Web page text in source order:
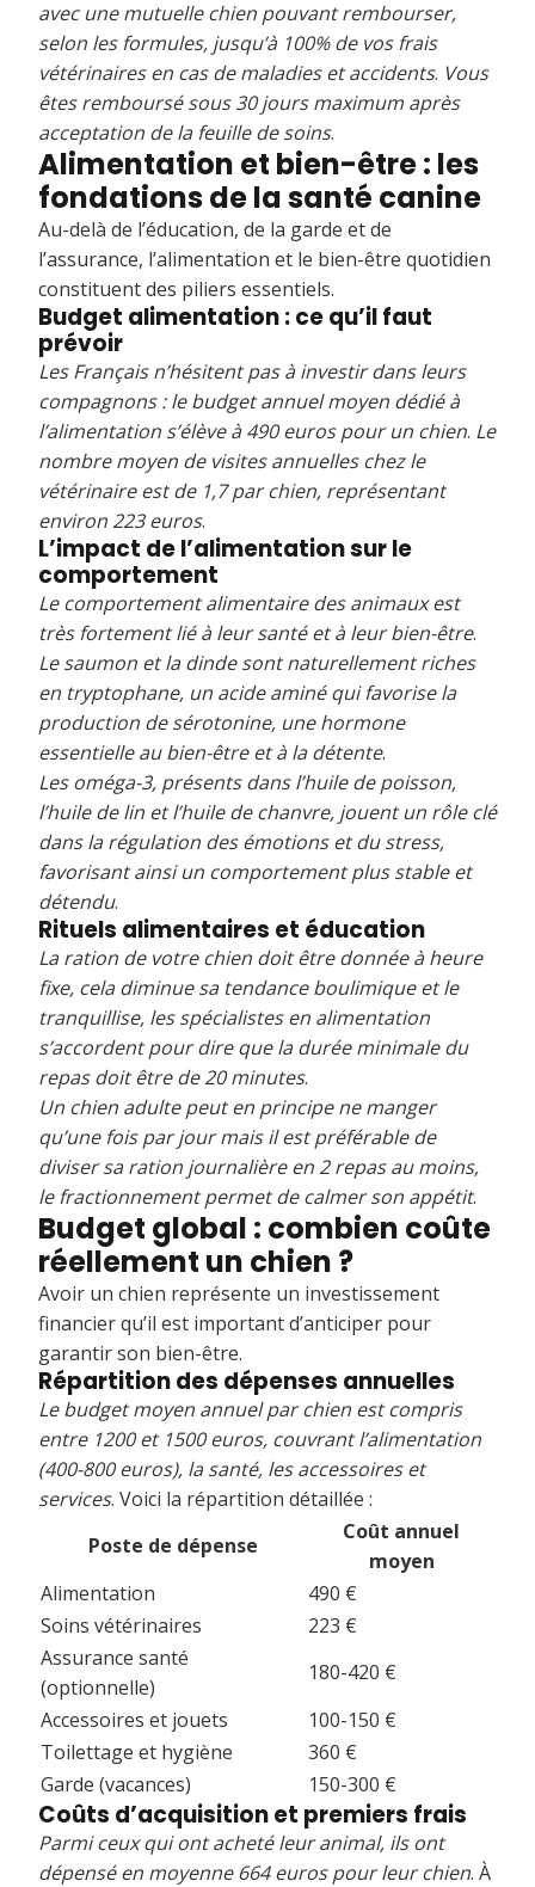
avec une mutuelle chien pouvant rembourser,
selon les formules, jusqu’à 100% de vos frais
vétérinaires en cas de maladies et accidents. Vous
êtes remboursé sous 30 jours maximum après
acceptation de la feuille de soins.
Alimentation et bien-être : les
fondations de la santé canine
Au-delà de l’éducation, de la garde et de
l’assurance, l’alimentation et le bien-être quotidien
constituent des piliers essentiels.
Budget alimentation : ce qu’il faut
prévoir
Les Français n’hésitent pas à investir dans leurs
compagnons : le budget annuel moyen dédié à
l’alimentation s’élève à 490 euros pour un chien. Le
nombre moyen de visites annuelles chez le
vétérinaire est de 1,7 par chien, représentant
environ 223 euros.
L’impact de l’alimentation sur le
comportement
Le comportement alimentaire des animaux est
très fortement lié à leur santé et à leur bien-être.
Le saumon et la dinde sont naturellement riches
en tryptophane, un acide aminé qui favorise la
production de sérotonine, une hormone
essentielle au bien-être et à la détente.
Les oméga-3, présents dans l’huile de poisson,
l’huile de lin et l’huile de chanvre, jouent un rôle clé
dans la régulation des émotions et du stress,
favorisant ainsi un comportement plus stable et
détendu.
Rituels alimentaires et éducation
La ration de votre chien doit être donnée à heure
fixe, cela diminue sa tendance boulimique et le
tranquillise, les spécialistes en alimentation
s’accordent pour dire que la durée minimale du
repas doit être de 20 minutes.
Un chien adulte peut en principe ne manger
qu’une fois par jour mais il est préférable de
diviser sa ration journalière en 2 repas au moins,
le fractionnement permet de calmer son appétit.
Budget global : combien coûte
réellement un chien ?
Avoir un chien représente un investissement
financier qu’il est important d’anticiper pour
garantir son bien-être.
Répartition des dépenses annuelles
Le budget moyen annuel par chien est compris
entre 1200 et 1500 euros, couvrant l’alimentation
(400-800 euros), la santé, les accessoires et
services. Voici la répartition détaillée :
Poste de dépense
Coût annuel
moyen
Alimentation
490 €
Soins vétérinaires
223 €
Assurance santé
(optionnelle)
180-420 €
Accessoires et jouets
100-150 €
Toilettage et hygiène
360 €
Garde (vacances)
150-300 €
Coûts d’acquisition et premiers frais
Parmi ceux qui ont acheté leur animal, ils ont
dépensé en moyenne 664 euros pour leur chien. À